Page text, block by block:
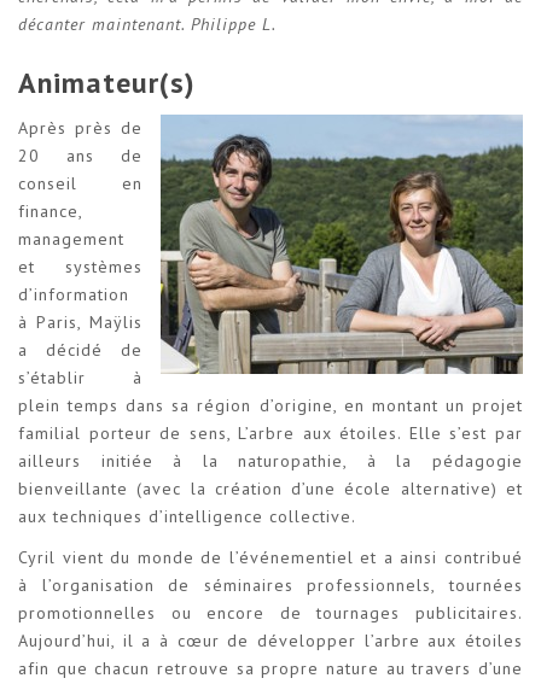
décanter maintenant. Philippe L.
Animateur(s)
Après près de
20 ans de
conseil en
finance,
management
et systèmes
d’information
à Paris, Maÿlis
a décidé de
s’établir à
plein temps dans sa région d’origine, en montant un projet
familial porteur de sens, L’arbre aux étoiles. Elle s’est par
ailleurs initiée à la naturopathie, à la pédagogie
bienveillante (avec la création d’une école alternative) et
aux techniques d’intelligence collective.
Cyril vient du monde de l’événementiel et a ainsi contribué
à l’organisation de séminaires professionnels, tournées
promotionnelles ou encore de tournages publicitaires.
Aujourd’hui, il a à cœur de développer l’arbre aux étoiles
afin que chacun retrouve sa propre nature au travers d’une